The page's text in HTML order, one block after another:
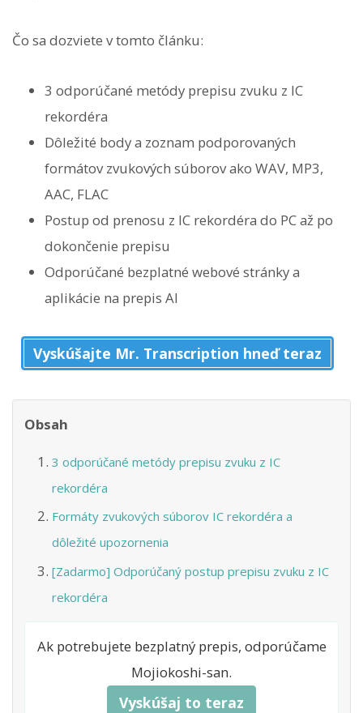
Čo sa dozviete v tomto článku:
3 odporúčané metódy prepisu zvuku z IC
rekordéra
Dôležité body a zoznam podporovaných
formátov zvukových súborov ako WAV, MP3,
AAC, FLAC
Postup od prenosu z IC rekordéra do PC až po
dokončenie prepisu
Odporúčané bezplatné webové stránky a
aplikácie na prepis AI
Vyskúšajte Mr. Transcription hneď teraz
Obsah
3 odporúčané metódy prepisu zvuku z IC
rekordéra
Formáty zvukových súborov IC rekordéra a
dôležité upozornenia
[Zadarmo] Odporúčaný postup prepisu zvuku z IC
rekordéra
Ak potrebujete bezplatný prepis, odporúčame
Mojiokoshi-san.
Vyskúšaj to teraz